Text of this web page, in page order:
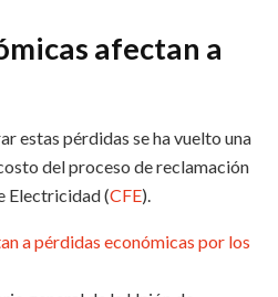
afectan a
estas pérdidas se ha vuelto una
del proceso de reclamación
Electricidad (CFE).